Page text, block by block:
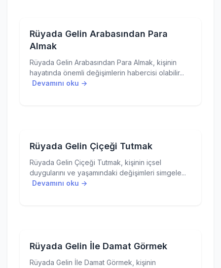
Rüyada Gelin Arabasından Para
Almak
Rüyada Gelin Arabasından Para Almak, kişinin
hayatında önemli değişimlerin habercisi olabilir...
Devamını oku →
Rüyada Gelin Çiçeği Tutmak
Rüyada Gelin Çiçeği Tutmak, kişinin içsel
duygularını ve yaşamındaki değişimleri simgele...
Devamını oku →
Rüyada Gelin İle Damat Görmek
Rüyada Gelin İle Damat Görmek, kişinin